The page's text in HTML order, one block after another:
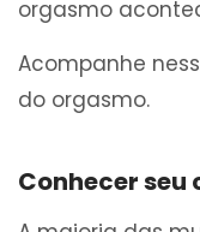
orgasmo
Acompanhe
do orgasmo.
Conhecer seu